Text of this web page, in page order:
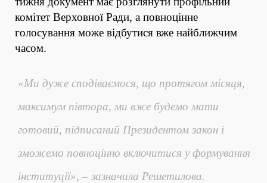
комітет Верховної Ради, а повноцінне
голосування може відбутися вже найближчим
часом.
«Ми дуже сподіваємося, що протягом місяця,
максимум півтора, ми вже будемо мати
готовий, підписаний Президентом закон і
зможемо повноцінно включитися у формування
інституції», – зазначила Решетилова.